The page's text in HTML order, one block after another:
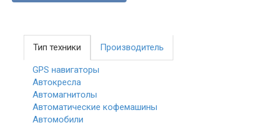
Тип техники Производитель
GPS навигаторы
Автокресла
Автомагнитолы
Автоматические кофемашины
Автомобили